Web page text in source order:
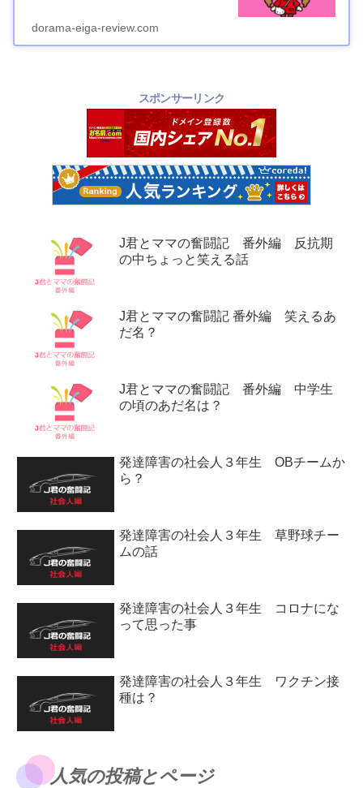
dorama-eiga-review.com
スポンサーリンク
J君とママの奮闘記 番外編 反抗期
の中ちょっと笑える話
J君とママの奮闘記 番外編 笑えるあ
だ名？
J君とママの奮闘記 番外編 中学生
の頃のあだ名は？
発達障害の社会人３年生 OBチームか
ら？
発達障害の社会人３年生 草野球チー
ムの話
発達障害の社会人３年生 コロナにな
って思った事
発達障害の社会人３年生 ワクチン接
種は？
人気の投稿とページ